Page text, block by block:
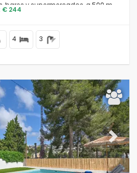
bares y supermercados, a 500 m
y a 0.
€ 244
4 3
Next